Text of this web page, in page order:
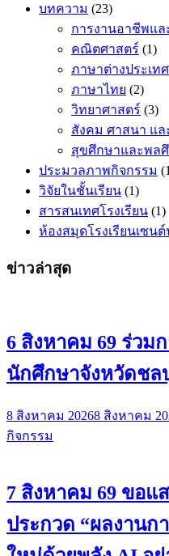
บทความ (23)
การงานอาชีพแล
คณิตศาสตร​์ (1)
ภาษาต่างประเทศ
ภาษาไทย (2)
วิทยาศาสตร์ (3)
สังคม ศาสนา แ
สุขศึกษาและพล
ประมวลภาพกิจกรรม
วิจัยในชั้นเรียน (1)
สารสนเทศโรงเรียน (1)
ห้องสมุดโรงเรียนเซน
ข่าวล่าสุด
6 สิงหาคม 69 ร่วม
นักศึกษาจังหวัดชล
8 สิงหาคม 20268 สิงหาคม
กิจกรรม
7 สิงหาคม 69 ขอแ
ประกวด “ผลงานก